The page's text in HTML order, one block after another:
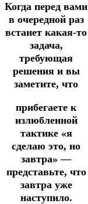
Когда перед вами
в очередной раз
встанет какая-то
задача,
требующая
решения и вы
заметите, что
прибегаете к
излюбленной
тактике «я
сделаю это, но
завтра» —
представьте, что
завтра уже
наступило.